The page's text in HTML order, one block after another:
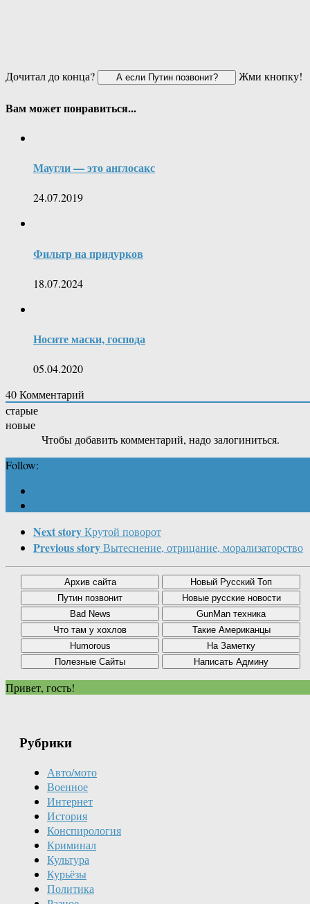
Дочитал до конца? Жми кнопку!
Вам может понравиться...
Маугли — это англосакс
24.07.2019
Фильтр на придурков
18.07.2024
Носите маски, господа
05.04.2020
40Комментарий
старые
новые
Чтобы добавить комментарий, надо залогиниться.
Follow:
Next storyКрутой поворот
Previous storyВытеснение, отрицание, морализаторство
Привет, гость!
Рубрики
Авто/мото
Военное
Интернет
История
Конспирология
Криминал
Культура
Курьёзы
Политика